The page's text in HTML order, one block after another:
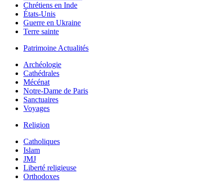
Chrétiens en Inde
États-Unis
Guerre en Ukraine
Terre sainte
Patrimoine Actualités
Archéologie
Cathédrales
Mécénat
Notre-Dame de Paris
Sanctuaires
Voyages
Religion
Catholiques
Islam
JMJ
Liberté religieuse
Orthodoxes